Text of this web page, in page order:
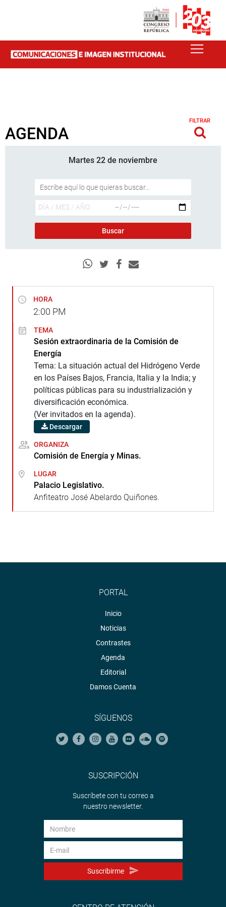
AGENDA
FILTRAR
Martes 22 de noviembre
HORA
2:00 PM
TEMA
Sesión extraordinaria de la Comisión de
Energía
Tema: La situación actual del Hidrógeno Verde
en los Países Bajos, Francia, Italia y la India; y
políticas públicas para su industrialización y
diversificación económica.
(Ver invitados en la agenda).
Descargar
ORGANIZA
Comisión de Energía y Minas.
LUGAR
Palacio Legislativo.
Anfiteatro José Abelardo Quiñones.
PORTAL
Inicio
Noticias
Contrastes
Agenda
Editorial
Damos Cuenta
SÍGUENOS
SUSCRIPCIÓN
Suscríbete con tu correo a
nuestro newsletter.
Suscribirme